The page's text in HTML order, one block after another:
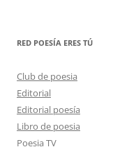
RED POESÍA ERES TÚ
Club de poesia
Editorial
Editorial poesía
Libro de poesia
Poesia TV